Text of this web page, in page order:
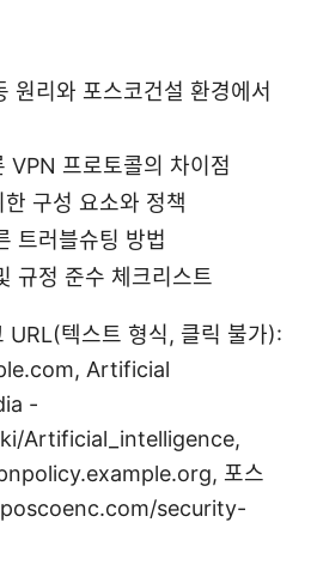
원리와 포스코건설 환경에서
VPN 프로토콜의 차이점
구성 요소와 정책
트러블슈팅 방법
규정 준수 체크리스트
URL(텍스트 형식, 클릭 불가):
Artificial
-
Artificial_intelligence,
포스
poscoenc.com/security-